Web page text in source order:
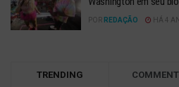
POR REDAÇÃO HÁ 4
TRENDING